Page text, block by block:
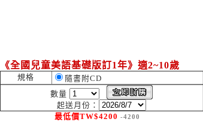
《全國兒童美語基礎版訂1年》適2~10歲
規格
隨書附CD
數量
起送月份：
最低價TW$4200 -4200